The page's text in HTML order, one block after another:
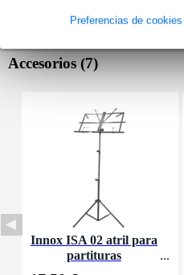
Preferencias de cookies
Accesorios (7)
Innox ISA 02 atril para
partituras